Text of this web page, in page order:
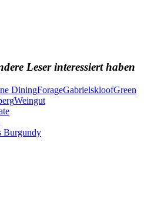
Leser interessiert haben
DiningForageGabrielskloofGreen
Weingut
Burgundy